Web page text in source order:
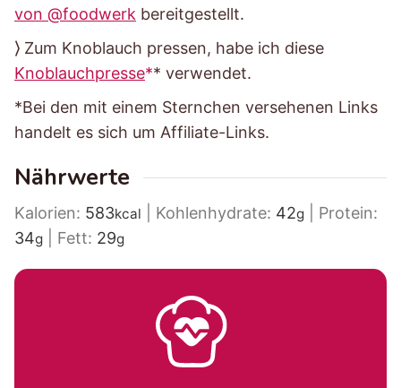
von @foodwerk bereitgestellt.
⟩ Zum Knoblauch pressen, habe ich diese
Knoblauchpresse * verwendet.
*Bei den mit einem Sternchen versehenen Links
handelt es sich um Affiliate-Links.
Nährwerte
Kalorien: 583kcal Kohlenhydrate: 42g
Protein:
34g Fett: 29g